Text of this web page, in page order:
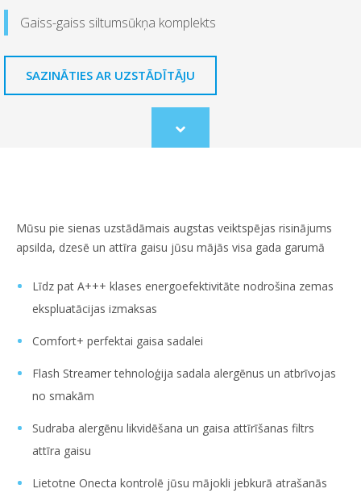
Gaiss-gaiss siltumsūkņa komplekts
SAZINĀTIES AR UZSTĀDĪTĀJU
Scroll
to
Mūsu pie sienas uzstādāmais augstas veiktspējas risinājums
apsilda, dzesē un attīra gaisu jūsu mājās visa gada garumā
Līdz pat A+++ klases energoefektivitāte nodrošina zemas
ekspluatācijas izmaksas
Comfort+ perfektai gaisa sadalei
Flash Streamer tehnoloģija sadala alergēnus un atbrīvojas
no smakām
Sudraba alergēnu likvidēšana un gaisa attīrīšanas filtrs
attīra gaisu
Lietotne Onecta kontrolē jūsu mājokli jebkurā atrašanās